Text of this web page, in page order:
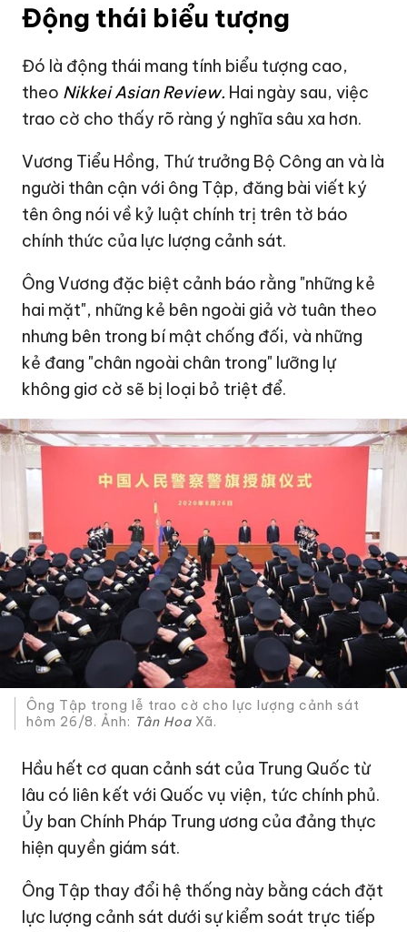
Động thái biểu tượng
Đó là động thái mang tính biểu tượng cao,
theo Nikkei Asian Review. Hai ngày sau, việc
trao cờ cho thấy rõ ràng ý nghĩa sâu xa hơn.
Vương Tiểu Hồng, Thứ trưởng Bộ Công an và là
người thân cận với ông Tập, đăng bài viết ký
tên ông nói về kỷ luật chính trị trên tờ báo
chính thức của lực lượng cảnh sát.
Ông Vương đặc biệt cảnh báo rằng "những kẻ
hai mặt", những kẻ bên ngoài giả vờ tuân theo
nhưng bên trong bí mật chống đối, và những
kẻ đang "chân ngoài chân trong" lưỡng lự
không giơ cờ sẽ bị loại bỏ triệt để.
Ông Tập trong lễ trao cờ cho lực lượng cảnh sát
hôm 26/8. Ảnh: Tân Hoa Xã.
Hầu hết cơ quan cảnh sát của Trung Quốc từ
lâu có liên kết với Quốc vụ viện, tức chính phủ.
Ủy ban Chính Pháp Trung ương của đảng thực
hiện quyền giám sát.
Ông Tập thay đổi hệ thống này bằng cách đặt
lực lượng cảnh sát dưới sự kiểm soát trực tiếp